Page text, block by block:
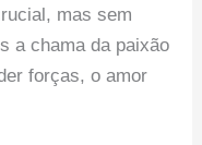
mas sem
a chama da paixão
forças, o amor